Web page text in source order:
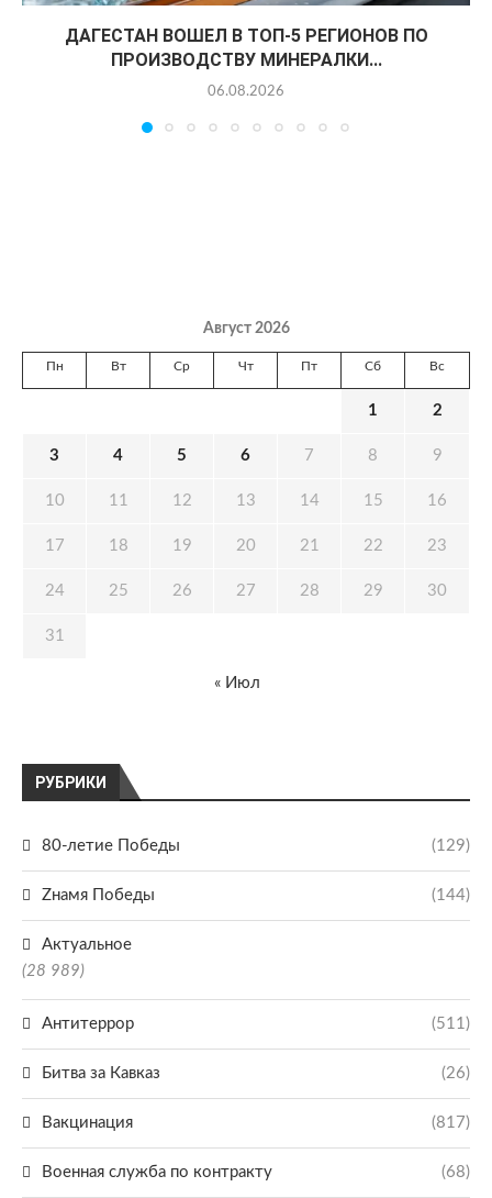
ДАГЕСТАН ВОШЕЛ В ТОП-5 РЕГИОНОВ ПО
ПРОИЗВОДСТВУ МИНЕРАЛКИ...
06.08.2026
РУБРИКИ
80-летие Победы (129)
Zнамя Победы (144)
Актуальное
(28 989)
Антитеррор (511)
Битва за Кавказ (26)
Вакцинация (817)
Военная служба по контракту (68)
Август 2026
Пн Вт Ср Чт Пт Сб Вс
1 2
3 4 5 6 7 8 9
10 11 12 13 14 15 16
17 18 19 20 21 22 23
24 25 26 27 28 29 30
31
« Июл